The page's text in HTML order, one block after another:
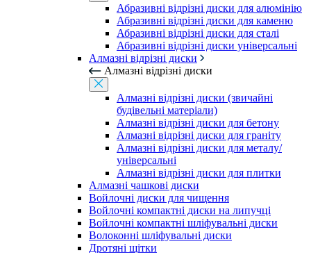
Абразивні відрізні диски для алюмінію
Абразивні відрізні диски для каменю
Абразивні відрізні диски для сталі
Абразивні відрізні диски універсальні
Алмазні відрізні диски
Алмазні відрізні диски
Алмазні відрізні диски (звичайні
будівельні матеріали)
Алмазні відрізні диски для бетону
Алмазні відрізні диски для граніту
Алмазні відрізні диски для металу/
універсальні
Алмазні відрізні диски для плитки
Алмазні чашкові диски
Войлочні диски для чищення
Войлочні компактні диски на липучці
Войлочні компактні шліфувальні диски
Волоконні шліфувальні диски
Дротяні щітки